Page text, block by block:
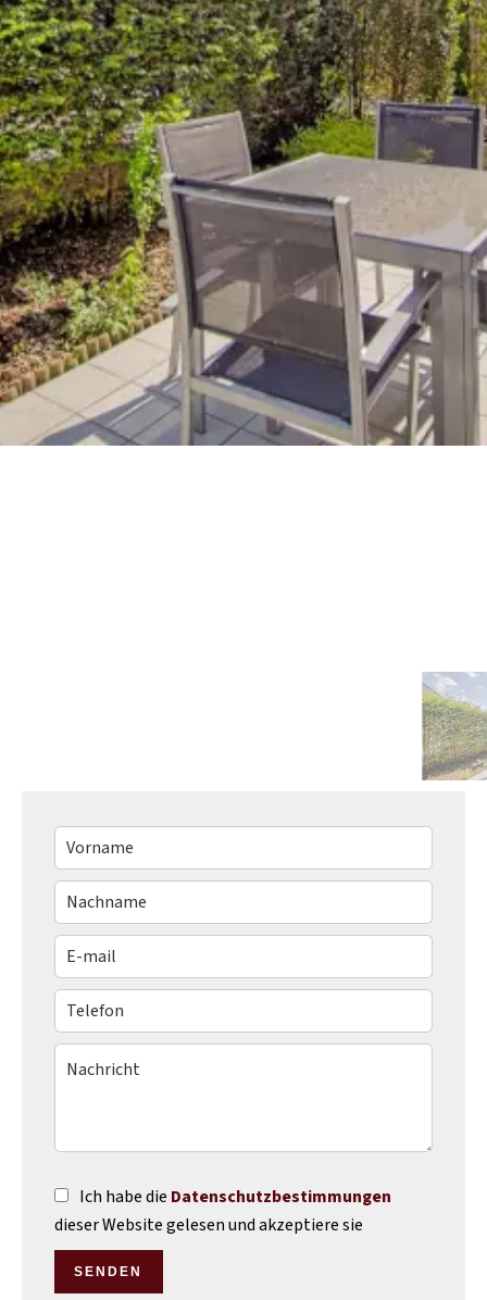
Ich habe die Datenschutzbestimmungen
dieser Website gelesen und akzeptiere sie
SENDEN